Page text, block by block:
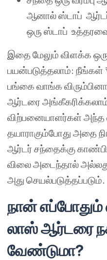
ஆனால் ஸ்டாப்
ஒரு ஸ்டாப் உத்தரவை
இதை மேலும் விளக்க
பயன்படுத்தலாம்: நீங்கள்
பங்கை வாங்க
ஆர்டரை அங்கீகரிக்கலாம்
விற்பனையாளர்கள் அந்த
தயாராகும்போது அதை
ஆர்டர் சந்தைக்கு
விலை அடைந்தால்
அது செயல்படுத்தப்படும்.
நான்
லாஸ் ஆர்டரை
வேண்டுமா?